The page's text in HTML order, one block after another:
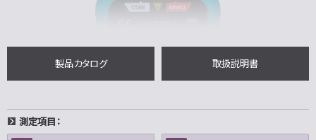
製品カタログ 取扱説明書
測定項目：